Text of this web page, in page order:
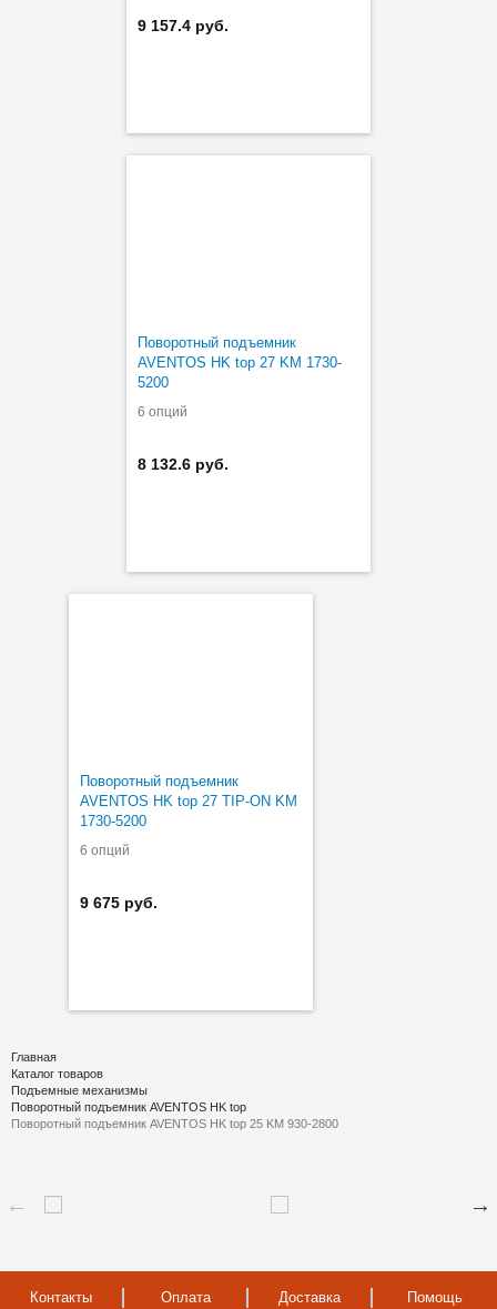
9 157.4 руб.
Поворотный подъемник
AVENTOS HK top 27 KM 1730-
5200
6 опций
8 132.6 руб.
Поворотный подъемник
AVENTOS HK top 27 TIP-ON KM
1730-5200
6 опций
9 675 руб.
Главная
Каталог товаров
Подъемные механизмы
Поворотный подъемник AVENTOS HK top
Поворотный подъемник AVENTOS HK top 25 KM 930-2800
Контакты Оплата Доставка Помощь